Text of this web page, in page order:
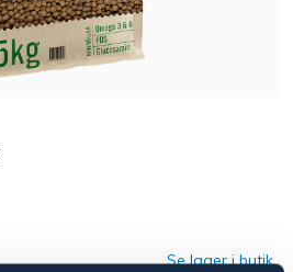
Se lager i butik